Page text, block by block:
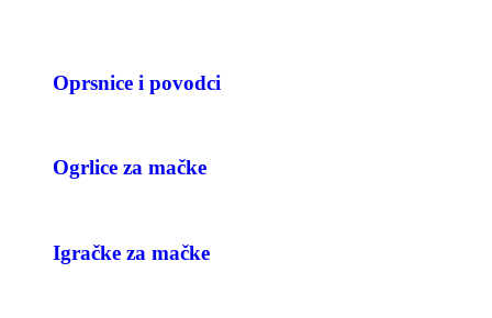
Oprsnice i povodci
Ogrlice za mačke
Igračke za mačke